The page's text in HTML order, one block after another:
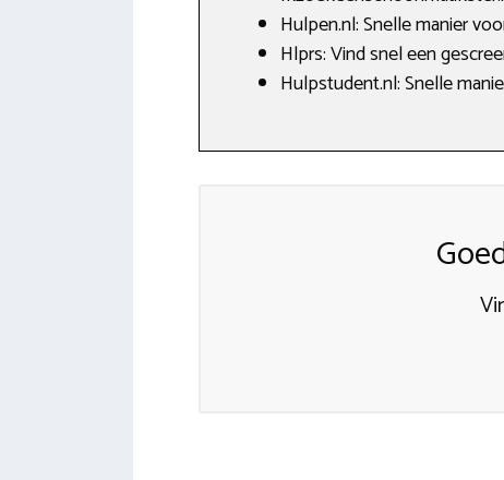
Hulpen.nl: Snelle manier
Hlprs: Vind snel een
Hulpstudent.nl: Snelle